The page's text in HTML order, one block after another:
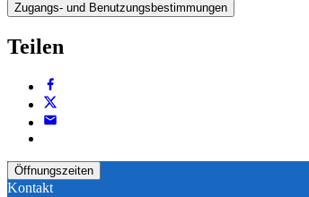
Zugangs- und Benutzungsbestimmungen
Teilen
Öffnungszeiten
Kontakt